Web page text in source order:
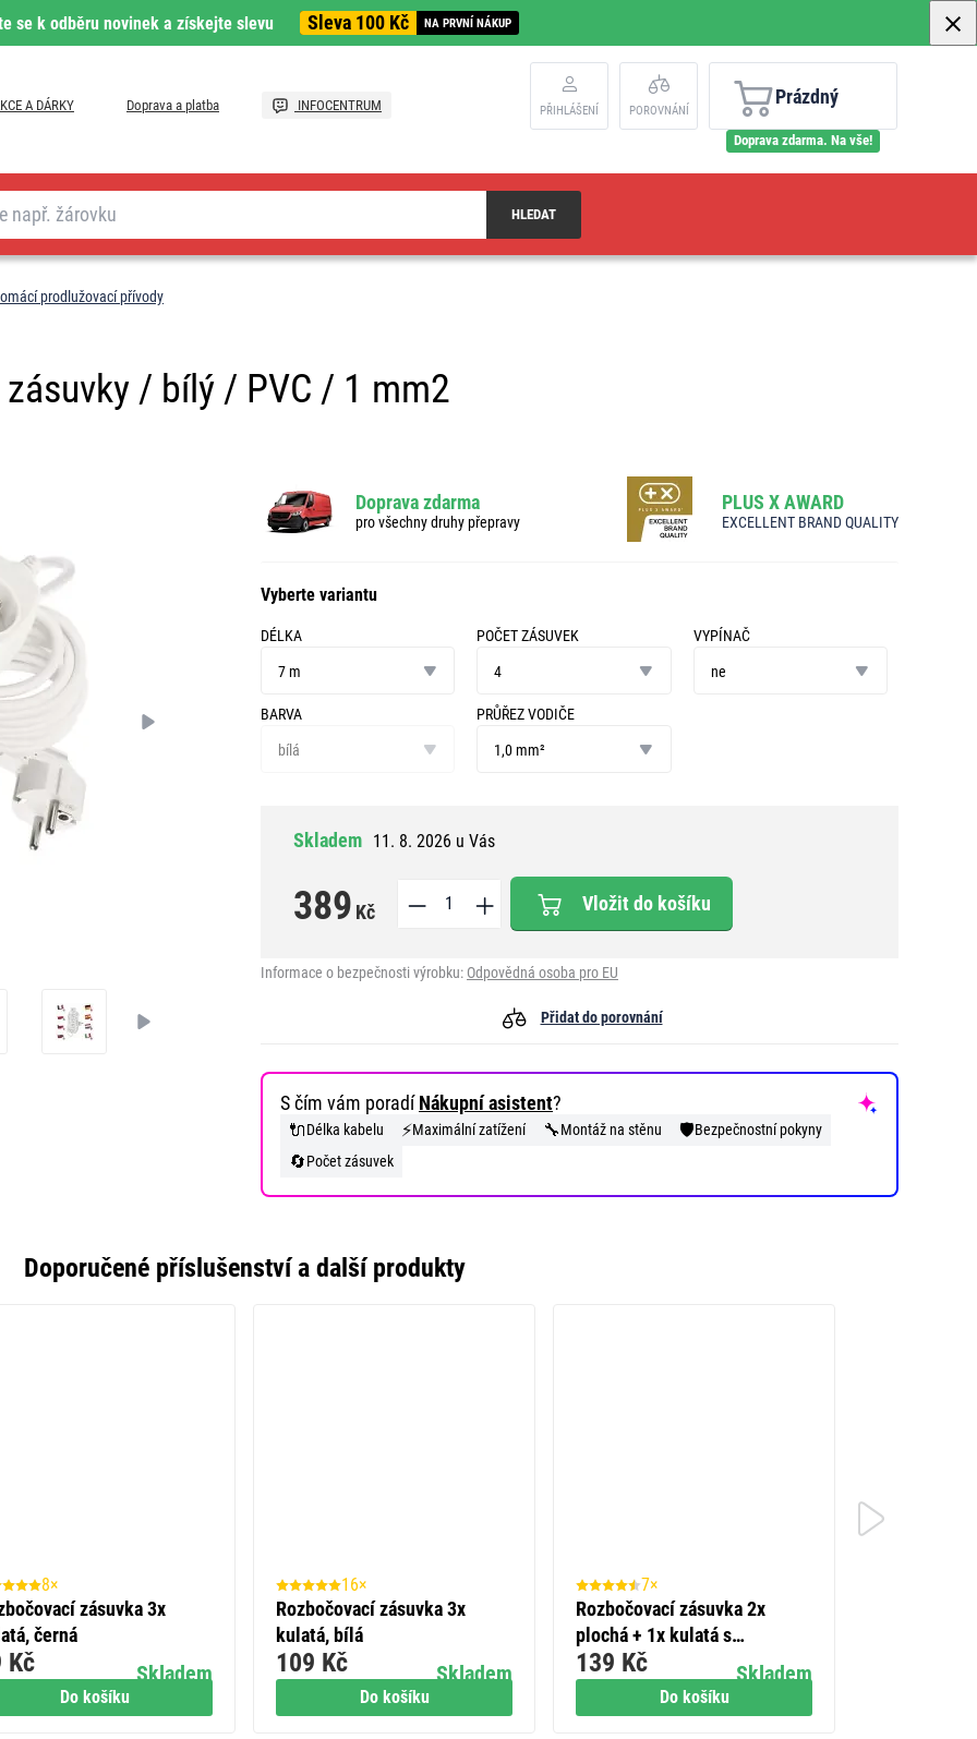
se k odběru novinek a získejte slevu Sleva 100 Kč NA PRVNÍ NÁKUP
A DÁRKY Doprava a platba INFOCENTRUM PŘIHLÁŠENÍ POROVNÁNÍ
Prázdný
Doprava zdarma. Na vše!
HLEDAT
prodlužovací přívody
/ bílý / PVC / 1 mm2
Doprava zdarma
pro všechny druhy přepravy
PLUS X AWARD
EXCELLENT BRAND QUALITY
Vyberte variantu
DÉLKA
7 m
POČET ZÁSUVEK
zásuvek
4
VYPÍNAČ
ne
BARVA
bílá
PRŮŘEZ VODIČE
vodiče
1,0 mm²
Skladem 11. 8. 2026 u Vás
389 Kč Vložit do košíku
Informace o bezpečnosti výrobku: Odpovědná osoba pro EU
Přidat do porovnání
S čím vám poradíNákupní asistent?
🔌Délka kabelu ⚡Maximální zatížení 🔧Montáž na stěnu 🛡️Bezpečnostní pokyny
🔄Počet zásuvek
Doporučené příslušenství a další produkty
Do košíku
8×
zásuvka 3x
černá
Skladem
Kč
Do košíku
16×
Rozbočovací zásuvka 3x
kulatá, bílá
Skladem
109 Kč
Do košíku
7×
Rozbočovací zásuvka 2x
plochá + 1x kulatá s
vypínačem, bílá
Skladem
139 Kč